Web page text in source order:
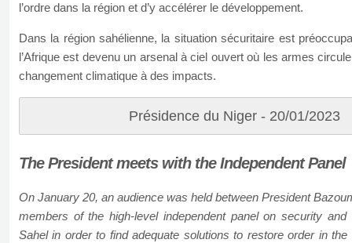
l’ordre dans la région et d’y accélérer le développement.
Dans la région sahélienne, la situation sécuritaire est
l’Afrique est devenu un arsenal à ciel ouvert où les armes
changement climatique à des impacts.
Présidence du Niger - 20/01/2023
The President meets with the Independent Panel
On January 20, an audience was held between President
members of the high-level independent panel on security and
Sahel in order to find adequate solutions to restore order in